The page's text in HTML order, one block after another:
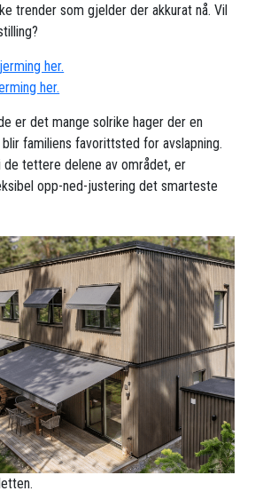
trender som gjelder der akkurat nå. Vil
her.
her.
er det mange solrike hager der en
familiens favorittsted for avslapning.
de tettere delene av området, er
opp-ned-justering det smarteste